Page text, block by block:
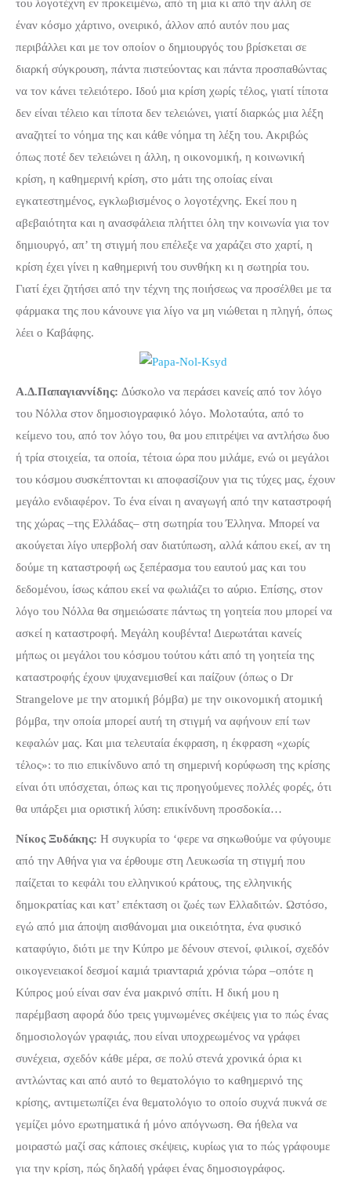
του λογοτέχνη εν προκειμένω, από τη μια κι από την άλλη σε
έναν κόσμο χάρτινο, ονειρικό, άλλον από αυτόν που μας
περιβάλλει και με τον οποίον ο δημιουργός του βρίσκεται σε
διαρκή σύγκρουση, πάντα πιστεύοντας και πάντα προσπαθώντας
να τον κάνει τελειότερο. Ιδού μια κρίση χωρίς τέλος, γιατί τίποτα
δεν είναι τέλειο και τίποτα δεν τελειώνει, γιατί διαρκώς μια λέξη
αναζητεί το νόημα της και κάθε νόημα τη λέξη του. Ακριβώς
όπως ποτέ δεν τελειώνει η άλλη, η οικονομική, η κοινωνική
κρίση, η καθημερινή κρίση, στο μάτι της οποίας είναι
εγκατεστημένος, εγκλωβισμένος ο λογοτέχνης. Εκεί που η
αβεβαιότητα και η ανασφάλεια πλήττει όλη την κοινωνία για τον
δημιουργό, απ’ τη στιγμή που επέλεξε να χαράζει στο χαρτί, η
κρίση έχει γίνει η καθημερινή του συνθήκη κι η σωτηρία του.
Γιατί έχει ζητήσει από την τέχνη της ποιήσεως να προσέλθει με τα
φάρμακα της που κάνουνε για λίγο να μη νιώθεται η πληγή, όπως
λέει ο Καβάφης.
Α.Δ.Παπαγιαννίδης: Δύσκολο να περάσει κανείς από τον λόγο
του Νόλλα στον δημοσιογραφικό λόγο. Μολοταύτα, από το
κείμενο του, από τον λόγο του, θα μου επιτρέψει να αντλήσω δυο
ή τρία στοιχεία, τα οποία, τέτοια ώρα που μιλάμε, ενώ οι μεγάλοι
του κόσμου συσκέπτονται κι αποφασίζουν για τις τύχες μας, έχουν
μεγάλο ενδιαφέρον. Το ένα είναι η αναγωγή από την καταστροφή
της χώρας –της Ελλάδας– στη σωτηρία του Έλληνα. Μπορεί να
ακούγεται λίγο υπερβολή σαν διατύπωση, αλλά κάπου εκεί, αν τη
δούμε τη καταστροφή ως ξεπέρασμα του εαυτού μας και του
δεδομένου, ίσως κάπου εκεί να φωλιάζει το αύριο. Επίσης, στον
λόγο του Νόλλα θα σημειώσατε πάντως τη γοητεία που μπορεί να
ασκεί η καταστροφή. Μεγάλη κουβέντα! Διερωτάται κανείς
μήπως οι μεγάλοι του κόσμου τούτου κάτι από τη γοητεία της
καταστροφής έχουν ψυχανεμισθεί και παίζουν (όπως ο Dr
Strangelove με την ατομική βόμβα) με την οικονομική ατομική
βόμβα, την οποία μπορεί αυτή τη στιγμή να αφήνουν επί των
κεφαλών μας. Και μια τελευταία έκφραση, η έκφραση «χωρίς
τέλος»: το πιο επικίνδυνο από τη σημερινή κορύφωση της κρίσης
είναι ότι υπόσχεται, όπως και τις προηγούμενες πολλές φορές, ότι
θα υπάρξει μια οριστική λύση: επικίνδυνη προσδοκία…
Νίκος Ξυδάκης: Η συγκυρία το ‘φερε να σηκωθούμε να φύγουμε
από την Αθήνα για να έρθουμε στη Λευκωσία τη στιγμή που
παίζεται το κεφάλι του ελληνικού κράτους, της ελληνικής
δημοκρατίας και κατ’ επέκταση οι ζωές των Ελλαδιτών. Ωστόσο,
εγώ από μια άποψη αισθάνομαι μια οικειότητα, ένα φυσικό
καταφύγιο, διότι με την Κύπρο με δένουν στενοί, φιλικοί, σχεδόν
οικογενειακοί δεσμοί καμιά τριανταριά χρόνια τώρα –οπότε η
Κύπρος μού είναι σαν ένα μακρινό σπίτι. Η δική μου η
παρέμβαση αφορά δύο τρεις γυμνωμένες σκέψεις για το πώς ένας
δημοσιολογών γραφιάς, που είναι υποχρεωμένος να γράφει
συνέχεια, σχεδόν κάθε μέρα, σε πολύ στενά χρονικά όρια κι
αντλώντας και από αυτό το θεματολόγιο το καθημερινό της
κρίσης, αντιμετωπίζει ένα θεματολόγιο το οποίο συχνά πυκνά σε
γεμίζει μόνο ερωτηματικά ή μόνο απόγνωση. Θα ήθελα να
μοιραστώ μαζί σας κάποιες σκέψεις, κυρίως για το πώς γράφουμε
για την κρίση, πώς δηλαδή γράφει ένας δημοσιογράφος.